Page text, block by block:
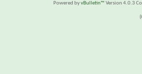
Powered byvBulletin™ Version 4.0.3